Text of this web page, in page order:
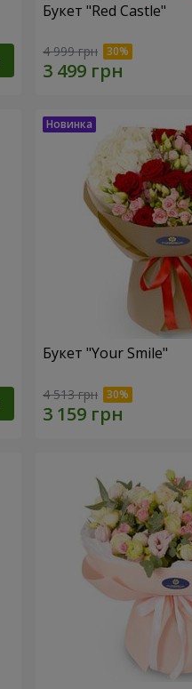
Букет "Red Castle"
4 999 грн
Букет "Your Smile"
4 513 грн